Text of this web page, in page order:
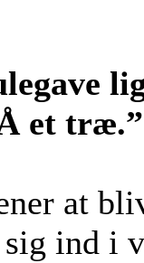
et træ.”
at
ind i